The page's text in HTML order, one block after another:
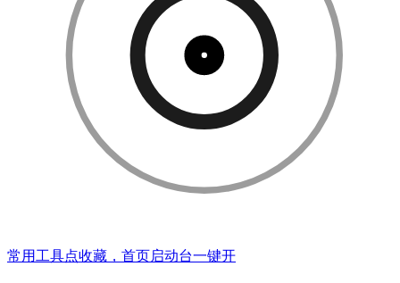
常用工具点收藏，首页启动台一键开